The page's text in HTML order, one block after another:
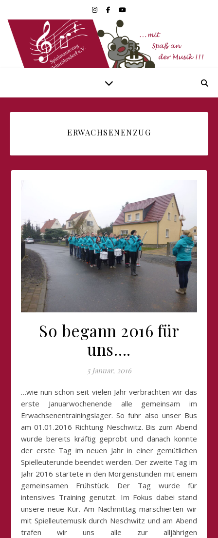
ERWACHSENENZUG
So begann 2016 für
uns….
5 Januar, 2016
…wie nun schon seit vielen Jahr verbrachten wir das
erste Januarwochenende alle gemeinsam im
Erwachsenentrainingslager. So fuhr also unser Bus
am 01.01.2016 Richtung Neschwitz. Bis zum Abend
wurde bereits kräftig geprobt und danach konnte
der erste Tag im neuen Jahr in einer gemütlichen
Spielleuterunde beendet werden. Der zweite Tag im
Jahr 2016 startete in den Morgenstunden mit einem
gemeinsamen Frühstück. Der Tag wurde für
intensives Training genutzt. Im Fokus dabei stand
unsere neue Kür. Am Nachmittag marschierten wir
mit Spielleutemusik durch Neschwitz und am Abend
trafen wir uns alle zur alljährigen